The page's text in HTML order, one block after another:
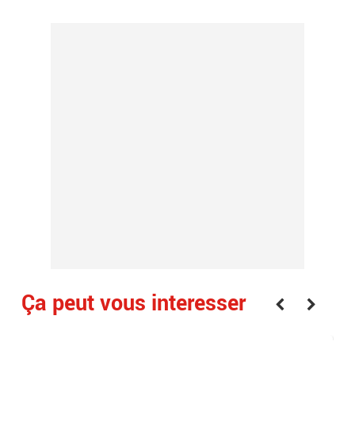
Ça peut vous interesser